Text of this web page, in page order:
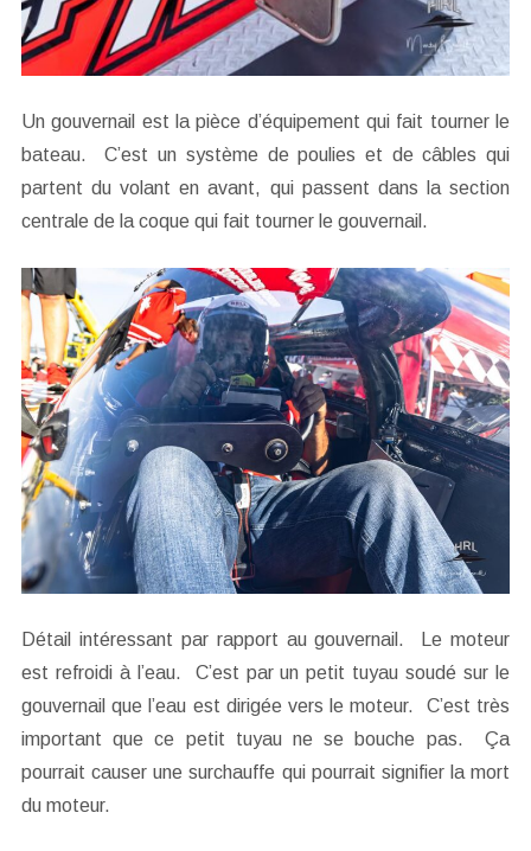
Un gouvernail est la pièce d’équipement qui fait tourner le
bateau. C’est un système de poulies et de câbles qui
partent du volant en avant, qui passent dans la section
centrale de la coque qui fait tourner le gouvernail.
Détail intéressant par rapport au gouvernail. Le moteur
est refroidi à l’eau. C’est par un petit tuyau soudé sur le
gouvernail que l’eau est dirigée vers le moteur. C’est très
important que ce petit tuyau ne se bouche pas. Ça
pourrait causer une surchauffe qui pourrait signifier la mort
du moteur.